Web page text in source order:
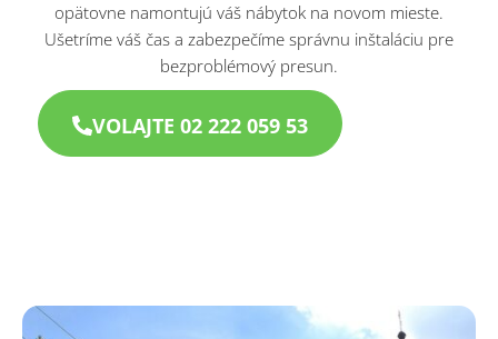
opätovne namontujú váš nábytok na novom mieste.
Ušetríme váš čas a zabezpečíme správnu inštaláciu pre
bezproblémový presun.
VOLAJTE 02 222 059 53